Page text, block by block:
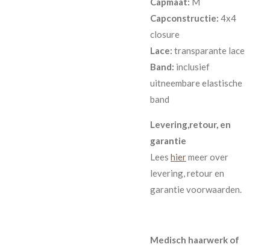
Capconstructie: 4x4
closure
Lace: transparante lace
Band: inclusief
uitneembare elastische
band
Levering,retour, en
garantie
Lees hiermeer over
levering, retour en
garantie voorwaarden.
Medisch haarwerk of